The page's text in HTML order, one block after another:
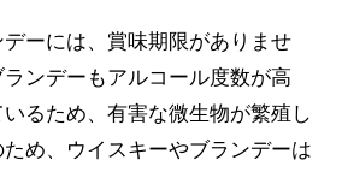
ーには、賞味期限がありませ
ンデーもアルコール度数が高
るため、有害な微生物が繁殖し
め、ウイスキーやブランデーは